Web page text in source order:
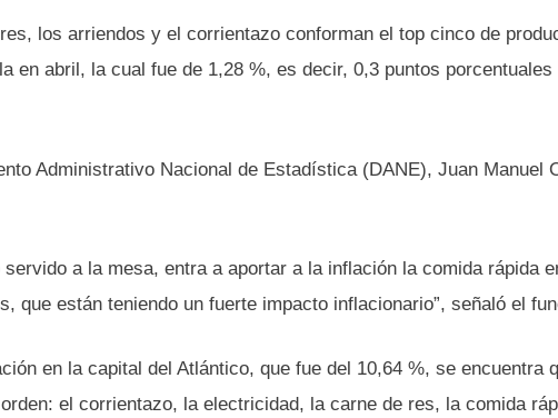
los arriendos y el corrientazo conforman el top cinco de
en abril, la cual fue de 1,28 %, es decir, 0,3 puntos porcentuales
Administrativo Nacional de Estadística (DANE), Juan Manuel
a la mesa, entra a aportar a la inflación la comida rápida
que están teniendo un fuerte impacto inflacionario”, señaló el
en la capital del Atlántico, que fue del 10,64 %, se encuentra
el corrientazo, la electricidad, la carne de res, la comida